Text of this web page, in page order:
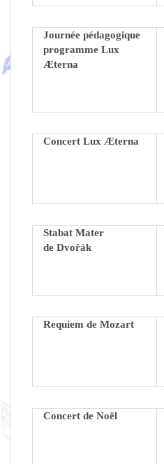
Journée pédagogique
programme Lux
Æterna
Concert Lux Æterna
Stabat Mater
de Dvořák
Requiem de Mozart
Concert de Noël